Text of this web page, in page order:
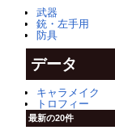
武器
銃・左手用
防具
データ
キャラメイク
トロフィー
最新の20件